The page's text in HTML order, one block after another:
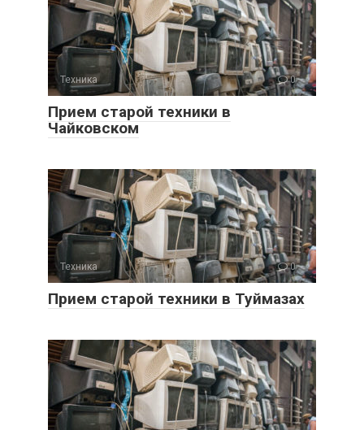
Техника 0
Прием старой техники в
Чайковском
Техника 0
Прием старой техники в Туймазах